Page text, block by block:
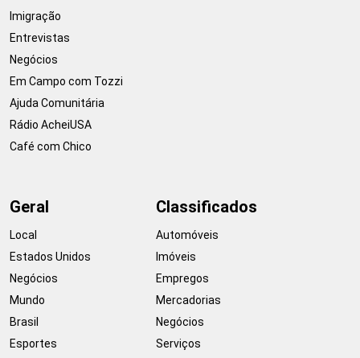
Imigração
Entrevistas
Negócios
Em Campo com Tozzi
Ajuda Comunitária
Rádio AcheiUSA
Café com Chico
Geral
Local
Estados Unidos
Negócios
Mundo
Brasil
Esportes
Classificados
Automóveis
Imóveis
Empregos
Mercadorias
Negócios
Serviços